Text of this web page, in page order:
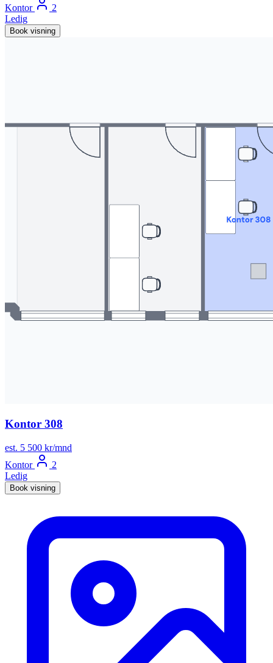
Kontor
2
Ledig
Book visning
Kontor 308
est. 5 500 kr/mnd
Kontor
2
Ledig
Book visning